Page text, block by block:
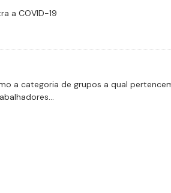
a COVID-19
a categoria de grupos a qual